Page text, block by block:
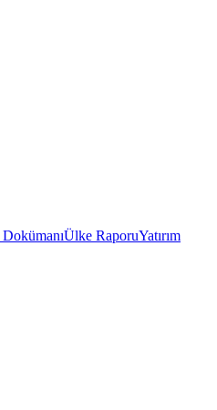
DokümanıÜlke RaporuYatırım